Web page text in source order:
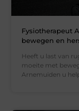
Fysiotherapeut
bewegen en
Heeft u last van
moeite met
Arnemuiden u